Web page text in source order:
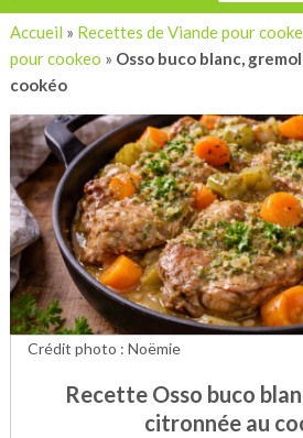
Accueil » Recettes de Viande pour
pour cookeo » Osso buco blanc,
cookéo
Recette Osso buco
citronnée au
Crédit photo : Noëmie